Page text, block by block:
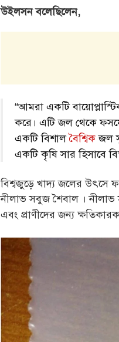
উইলসন বলেছিলেন,
“আমরা একটি
করে। এটি জল থেকে
একটি বিশালবৈশ্বিকজল
একটি কৃষি সার হিসাবে
বিশ্বজুড়ে খাদ্য জলের
নীলাভ সবুজ শৈবাল ।
এবং প্রাণীদের জন্য